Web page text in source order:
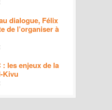
dialogue, Félix
de l’organiser à
les enjeux de la
Kivu